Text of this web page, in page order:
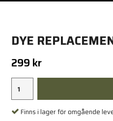
DYE
299 kr
Finns i lager för omgående